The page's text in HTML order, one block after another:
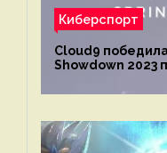
Киберспорт
Cloud9
Showdown 2023